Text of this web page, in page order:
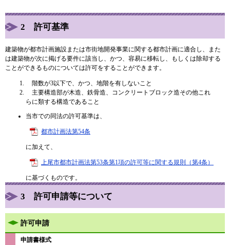
2 許可基準
建築物が都市計画施設または市街地開発事業に関する都市計画に適合し、また
は建築物が次に掲げる要件に該当し、かつ、容易に移転し、もしくは除却する
ことができるものについては許可をすることができます。
階数が3以下で、かつ、地階を有しないこと
主要構造部が木造、鉄骨造、コンクリートブロック造その他これ
らに類する構造であること
当市での同法の許可基準は、
都市計画法第54条
に加えて、
上尾市都市計画法第53条第1項の許可等に関する規則（第4条）
に基づくものです。​
3 許可申請等について
許可申請
申請書様式